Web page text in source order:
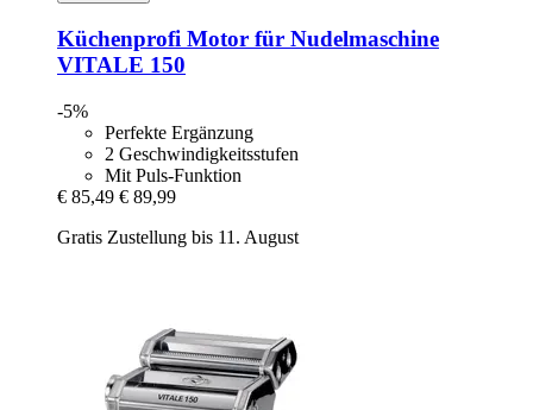
Küchenprofi Motor für Nudelmaschine
VITALE 150
-5%
Perfekte Ergänzung
2 Geschwindigkeitsstufen
Mit Puls-Funktion
€ 85,49 € 89,99
Gratis Zustellung bis 11. August